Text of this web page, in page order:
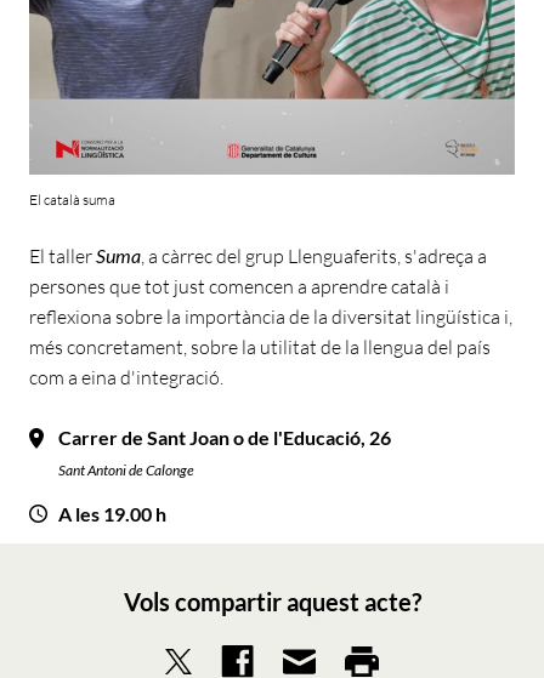
El català suma
El tallerSuma , a càrrec del grup Llenguaferits, s'adreça a
persones que tot just comencen a aprendre català i
reflexiona sobre la importància de la diversitat lingüística i,
més concretament, sobre la utilitat de la llengua del país
com a eina d'integració.
Carrer de Sant Joan o de l'Educació, 26
Sant Antoni de Calonge
A les 19.00 h
Vols compartir aquest acte?